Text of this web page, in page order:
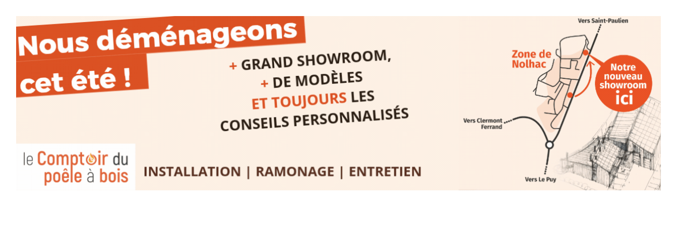
paysages de Haute-Loire ?
Cet été, Laurent Bersetvous propose unstage
d’aquarelle en extérieur, accessible
, dans un cadre naturel
inspirant
, à seulement30
minutes du Puy-en-Velay
aquarelle, encre, ou contenu hybride.
Le programme :
8h : rendez-vous au point de départ
Programmée en off du festival d’Auzon, cette
raison de plus d’aller faire un tour dans la cité
médiévale du Brivadois cet été.
INTERVIEW
STRADA Bernard Turle, vous avez ouvert une
galerie à Auzon…